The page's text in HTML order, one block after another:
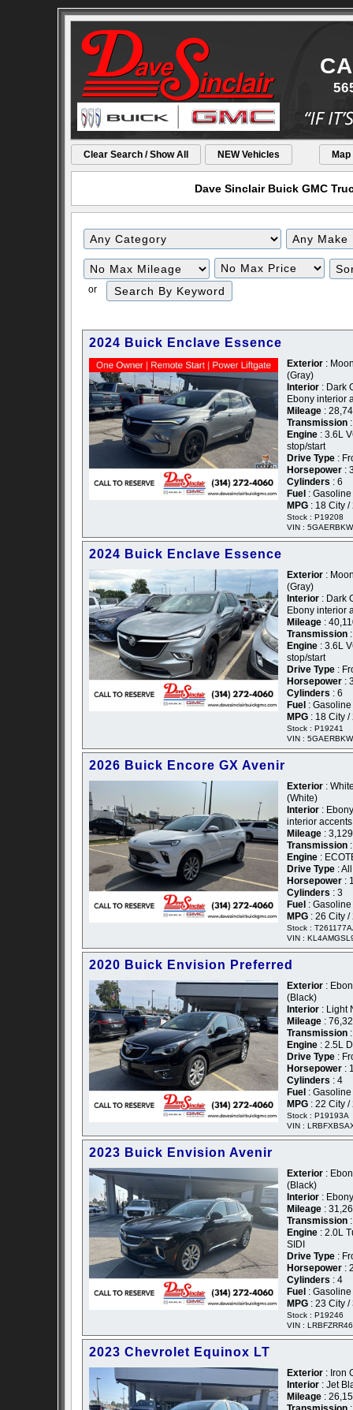
Clear Search / Show All NEW Vehicles Map
Dave Sinclair Buick GMC
Filter
Mileage
Filter
Price
or
2024 Buick Enclave Essence
Exterior :
(Gray)
Interior : Dark
Ebony interior
Mileage :
Transmission
Engine : 3.6L
stop/start
Drive Type :
Horsepower :
Cylinders : 6
Fuel : Gasoline
MPG : 18 City /
Stock : P19208
VIN :
2024 Buick Enclave Essence
Exterior :
(Gray)
Interior : Dark
Ebony interior
Mileage :
Transmission
Engine : 3.6L
stop/start
Drive Type :
Horsepower :
Cylinders : 6
Fuel : Gasoline
MPG : 18 City /
Stock : P19241
VIN :
2026 Buick Encore GX Avenir
Exterior :
(White)
Interior :
interior
Mileage : 3,129
Transmission
Engine :
Drive Type :
Horsepower :
Cylinders : 3
Fuel : Gasoline
MPG : 26 City /
Stock :
VIN :
2020 Buick Envision Preferred
Exterior :
(Black)
Interior : Light
Mileage :
Transmission
Engine : 2.5L
Drive Type :
Horsepower :
Cylinders : 4
Fuel : Gasoline
MPG : 22 City /
Stock : P19193A
VIN :
2023 Buick Envision Avenir
Exterior :
(Black)
Interior :
Mileage :
Transmission
Engine : 2.0L
SIDI
Drive Type :
Horsepower :
Cylinders : 4
Fuel : Gasoline
MPG : 23 City /
Stock : P19246
VIN :
2023 Chevrolet Equinox LT
Exterior : Iron
Interior : Jet
Mileage :